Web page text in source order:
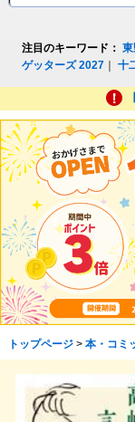
注目のキーワード：
ゲッターズ 2027 ｜十
トップページ> 本・コミ